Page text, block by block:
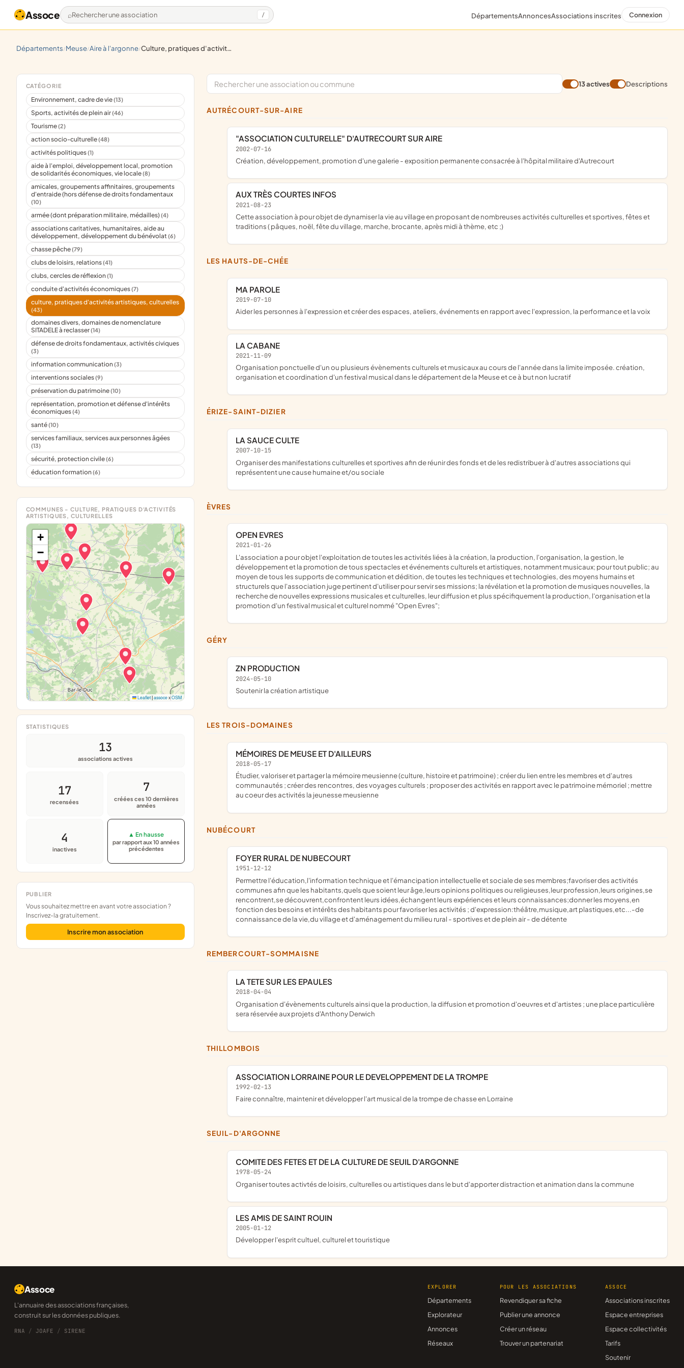
Assoce Rechercher une association / DépartementsAnnoncesAssociations inscrites Connexion
départements/ meuse/ aire à l'argonne/ culture, pratiques d'activités artistiques, culturelles
CATÉGORIE
Environnement, cadre de vie(13)
Sports, activités de plein air(46)
Tourisme(2)
action socio-culturelle(48)
activités politiques(1)
aide à l'emploi, développement local, promotion
de solidarités économiques, vie locale(8)
amicales, groupements affinitaires, groupements
d'entraide (hors défense de droits fondamentaux
(10)
armée (dont préparation militaire, médailles)(4)
associations caritatives, humanitaires, aide au
développement, développement du bénévolat(6)
chasse pêche(79)
clubs de loisirs, relations(41)
clubs, cercles de réflexion(1)
conduite d'activités économiques(7)
culture, pratiques d'activités artistiques, culturelles
(43)
domaines divers, domaines de nomenclature
SITADELE à reclasser(14)
défense de droits fondamentaux, activités civiques
(3)
information communication(3)
interventions sociales(9)
préservation du patrimoine(10)
représentation, promotion et défense d'intérêts
économiques(4)
santé(10)
services familiaux, services aux personnes âgées
(13)
sécurité, protection civile(6)
éducation formation(6)
STATISTIQUES
13
associations actives
17
recensées
7
créées ces 10 dernières
années
4
inactives
▲ En hausse
par rapport aux 10 années
précédentes
PUBLIER
Vous souhaitez mettre en avant votre association ?
Inscrivez-la gratuitement.
Inscrire mon association
13 actives Descriptions
AUTRÉCOURT-SUR-AIRE
"ASSOCIATION CULTURELLE" D'AUTRECOURT SUR AIRE
2002-07-16
création, développement, promotion d'une galerie - exposition permanente consacrée à l'hôpital militaire d'Autrecourt
AUX TRÈS COURTES INFOS
2021-08-23
cette association à pour objet de dynamiser la vie au village en proposant de nombreuses activités culturelles et sportives, fêtes et
traditions ( pâques, noël, fête du village, marche, brocante, après midi à thème, etc ;)
LES HAUTS-DE-CHÉE
MA PAROLE
2019-07-10
aider les personnes à l'expression et créer des espaces, ateliers, événements en rapport avec l'expression, la performance et la voix
LA CABANE
2021-11-09
organisation ponctuelle d'un ou plusieurs évènements culturels et musicaux au cours de l'année dans la limite imposée. création,
organisation et coordination d'un festival musical dans le département de la Meuse et ce à but non lucratif
ÉRIZE-SAINT-DIZIER
LA SAUCE CULTE
2007-10-15
organiser des manifestations culturelles et sportives afin de réunir des fonds et de les redistribuer à d'autres associations qui
représentent une cause humaine et/ou sociale
ÈVRES
OPEN EVRES
2021-01-26
l'association a pour objet l'exploitation de toutes les activités liées à la création, la production, l'organisation, la gestion, le
développement et la promotion de tous spectacles et événements culturels et artistiques, notamment musicaux; pour tout public; au
moyen de tous les supports de communication et dédition, de toutes les techniques et technologies, des moyens humains et
structurels que l'association juge pertinent d'utiliser pour servir ses missions; la révélation et la promotion de musiques nouvelles, la
recherche de nouvelles expressions musicales et culturelles, leur diffusion et plus spécifiquement la production, l'organisation et la
promotion d'un festival musical et culturel nommé "Open Evres";
GÉRY
ZN PRODUCTION
2024-05-10
soutenir la création artistique
LES TROIS-DOMAINES
MÉMOIRES DE MEUSE ET D'AILLEURS
2018-05-17
étudier, valoriser et partager la mémoire meusienne (culture, histoire et patrimoine) ; créer du lien entre les membres et d'autres
communautés ; créer des rencontres, des voyages culturels ; proposer des activités en rapport avec le patrimoine mémoriel ; mettre
au coeur des activités la jeunesse meusienne
NUBÉCOURT
FOYER RURAL DE NUBECOURT
1951-12-12
permettre l'éducation,l'information technique et l'émancipation intellectuelle et sociale de ses membres;favoriser des activités
communes afin que les habitants,quels que soient leur âge,leurs opinions politiques ou religieuses,leur profession,leurs origines,se
rencontrent,se découvrent,confrontent leurs idées,échangent leurs expériences et leurs connaissances;donner les moyens,en
fonction des besoins et intérêts des habitants pour favoriser les activités ; d'expression:théâtre,musique,art plastiques,etc...-de
connaissance de la vie,du village et d'aménagement du milieu rural - sportives et de plein air - de détente
REMBERCOURT-SOMMAISNE
LA TETE SUR LES EPAULES
2018-04-04
organisation d'évènements culturels ainsi que la production, la diffusion et promotion d'oeuvres et d'artistes ; une place particulière
sera réservée aux projets d'Anthony Derwich
THILLOMBOIS
ASSOCIATION LORRAINE POUR LE DEVELOPPEMENT DE LA TROMPE
1992-02-13
faire connaître, maintenir et développer l'art musical de la trompe de chasse en Lorraine
SEUIL-D'ARGONNE
COMITE DES FETES ET DE LA CULTURE DE SEUIL D'ARGONNE
1978-05-24
organiser toutes activtés de loisirs, culturelles ou artistiques dans le but d'apporter distraction et animation dans la commune
LES AMIS DE SAINT ROUIN
2005-01-12
développer l'esprit cultuel, culturel et touristique
COMMUNES - CULTURE, PRATIQUES D'ACTIVITÉS
ARTISTIQUES, CULTURELLES
+
−
Leaflet| assocexOSM
Assoce
L'annuaire des associations françaises,
construit sur les données publiques.
RNA / JOAFE / SIRENE
EXPLORER
Départements
Explorateur
Annonces
Réseaux
POUR LES ASSOCIATIONS
Revendiquer sa fiche
Publier une annonce
Créer un réseau
Trouver un partenariat
ASSOCE
Associations inscrites
Espace entreprises
Espace collectivités
Tarifs
Soutenir